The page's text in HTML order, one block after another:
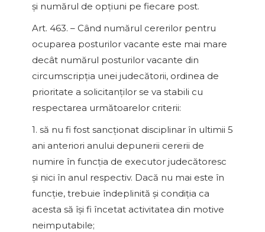
şi numărul de opţiuni pe fiecare post.
Art. 463. – Când numărul cererilor pentru
ocuparea posturilor vacante este mai mare
decât numărul posturilor vacante din
circumscripţia unei judecătorii, ordinea de
prioritate a solicitanţilor se va stabili cu
respectarea următoarelor criterii:
1. să nu fi fost sancţionat disciplinar în ultimii 5
ani anteriori anului depunerii cererii de
numire în funcţia de executor judecătoresc
şi nici în anul respectiv. Dacă nu mai este în
funcţie, trebuie îndeplinită şi condiţia ca
acesta să îşi fi încetat activitatea din motive
neimputabile;